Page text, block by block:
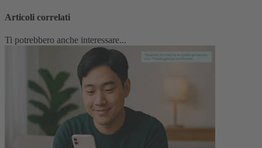
Articoli correlati
Ti potrebbero anche interessare...